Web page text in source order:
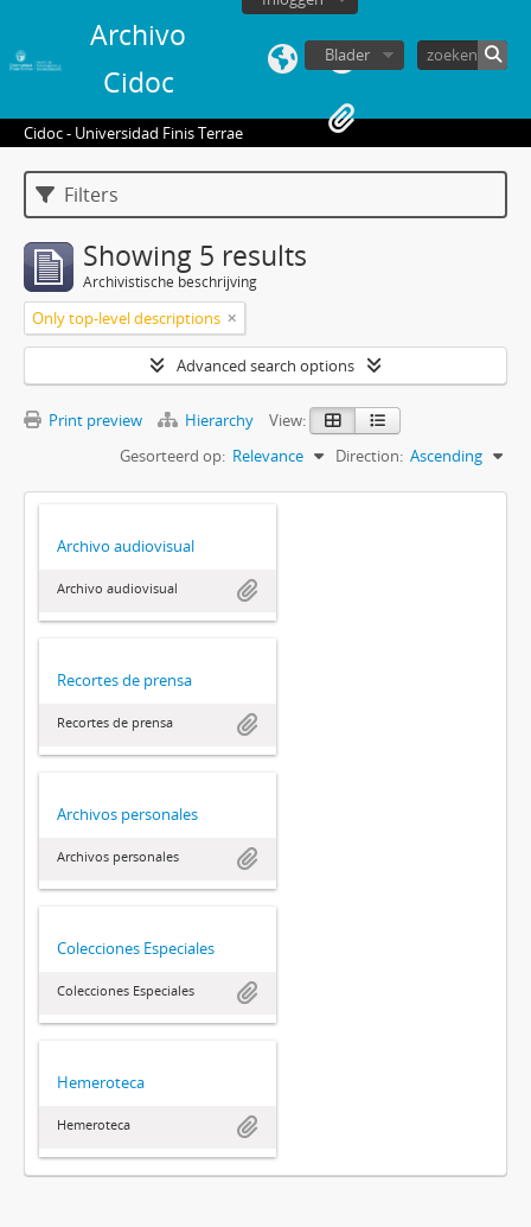
Archivo
Cidoc
Blader
Cidoc - Universidad Finis Terrae
Filters
Showing 5 results
Archivistische beschrijving
Only top-level descriptions
Advanced search options
Print preview Hierarchy
View:
Gesorteerd op: Relevance Direction: Ascending
Archivo audiovisual
Archivo audiovisual
Recortes de prensa
Recortes de prensa
Archivos personales
Archivos personales
Colecciones Especiales
Colecciones Especiales
Hemeroteca
Hemeroteca